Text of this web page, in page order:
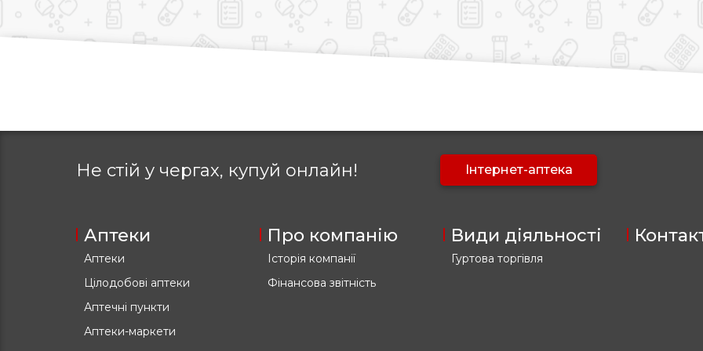
Не стій у чергах, купуй онлайн! Інтернет-аптека
Аптеки
Аптеки
Цілодобові аптеки
Аптечні пункти
Аптеки-маркети
Про компанію
Історія компанії
Фінансова звітність
Види діяльності
Гуртова торгівля